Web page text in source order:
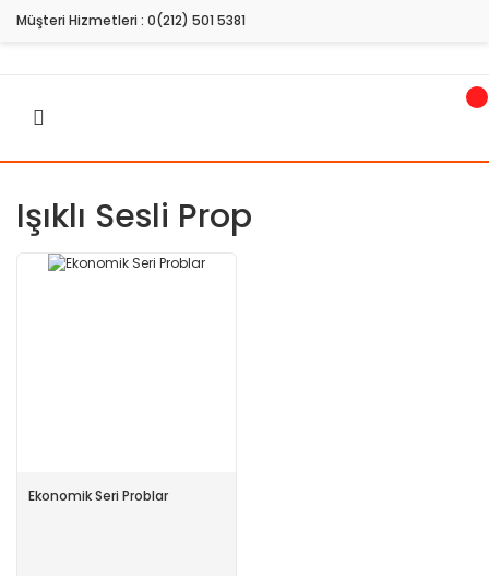
Müşteri Hizmetleri : 0(212) 501 5381
Işıklı Sesli Prop
Ekonomik Seri Problar